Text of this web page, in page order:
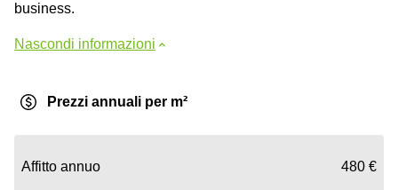
business.
Nascondi informazioni
Prezzi annuali per m²
Affitto annuo 480 €